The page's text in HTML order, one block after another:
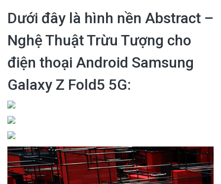
Dưới đây là hình nền Abstract –
Nghệ Thuật Trừu Tượng cho
điện thoại Android Samsung
Galaxy Z Fold5 5G: